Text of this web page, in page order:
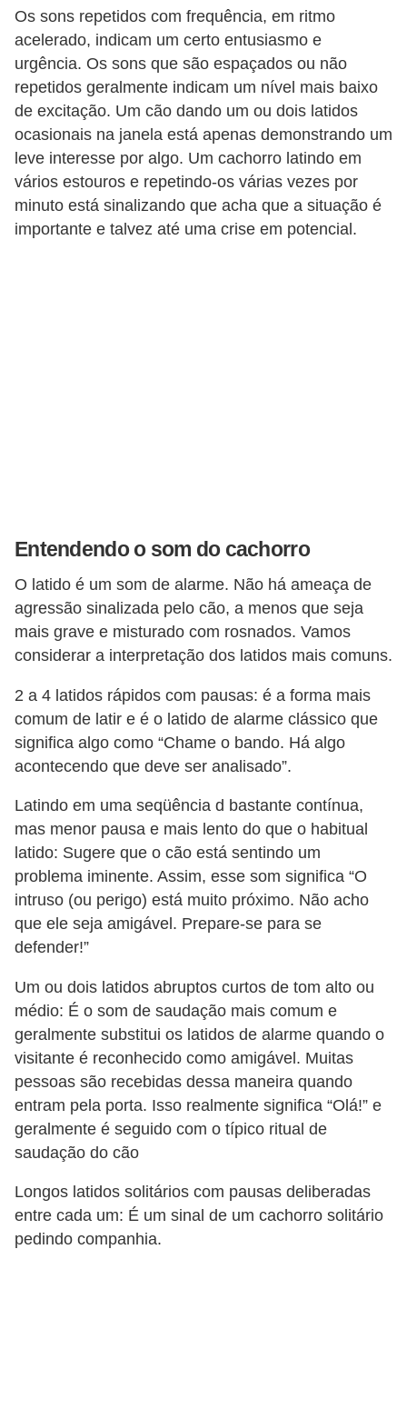
Os sons repetidos com frequência, em ritmo
acelerado, indicam um certo entusiasmo e
urgência. Os sons que são espaçados ou não
repetidos geralmente indicam um nível mais baixo
de excitação. Um cão dando um ou dois latidos
ocasionais na janela está apenas demonstrando um
leve interesse por algo. Um cachorro latindo em
vários estouros e repetindo-os várias vezes por
minuto está sinalizando que acha que a situação é
importante e talvez até uma crise em potencial.
Entendendo o som do cachorro
O latido é um som de alarme. Não há ameaça de
agressão sinalizada pelo cão, a menos que seja
mais grave e misturado com rosnados. Vamos
considerar a interpretação dos latidos mais comuns.
2 a 4 latidos rápidos com pausas: é a forma mais
comum de latir e é o latido de alarme clássico que
significa algo como “Chame o bando. Há algo
acontecendo que deve ser analisado”.
Latindo em uma seqüência d bastante contínua,
mas menor pausa e mais lento do que o habitual
latido: Sugere que o cão está sentindo um
problema iminente. Assim, esse som significa “O
intruso (ou perigo) está muito próximo. Não acho
que ele seja amigável. Prepare-se para se
defender!”
Um ou dois latidos abruptos curtos de tom alto ou
médio: É o som de saudação mais comum e
geralmente substitui os latidos de alarme quando o
visitante é reconhecido como amigável. Muitas
pessoas são recebidas dessa maneira quando
entram pela porta. Isso realmente significa “Olá!” e
geralmente é seguido com o típico ritual de
saudação do cão
Longos latidos solitários com pausas deliberadas
entre cada um: É um sinal de um cachorro solitário
pedindo companhia.
n
o
s
G
a
t
o
s
x
e
s
o
r
n
a
m
e
n
t
a
i
s
R
p
e
i
s
e
a
n
f
í